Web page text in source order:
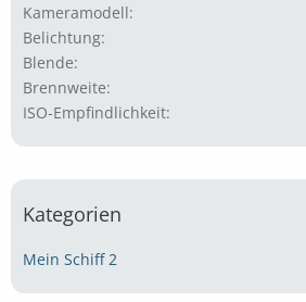
Kameramodell
Belichtung
Blende
Brennweite
ISO-Empfindlichkeit
Kategorien
Mein Schiff 2